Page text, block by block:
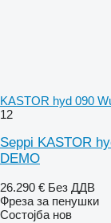
KASTOR hyd 090
12
Seppi KASTOR
DEMO
26.290 € Без ДДВ
Фреза за пенушки
Состојба нов